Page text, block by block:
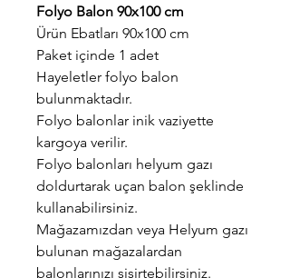
Folyo Balon 90x100 cm
Ürün Ebatları 90x100 cm
Paket içinde 1 adet
Hayeletler folyo balon
bulunmaktadır.
Folyo balonlar inik vaziyette
kargoya verilir.
Folyo balonları helyum gazı
doldurtarak uçan balon şeklinde
kullanabilirsiniz.
Mağazamızdan veya Helyum gazı
bulunan mağazalardan
balonlarınızı şişirtebilirsiniz.